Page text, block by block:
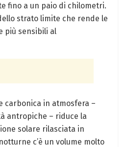
fino a un paio di chilometri.
strato limite che rende le
più sensibili al
carbonica in atmosfera –
antropiche – riduce la
solare rilasciata in
c’è un volume molto